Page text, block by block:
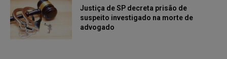
Justiça de SP decreta prisão de
suspeito investigado na morte de
advogado